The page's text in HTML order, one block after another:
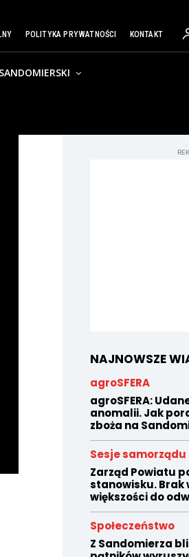
POLITYKA PRYWATNOŚCI KONTAKT
NAJNOWSZE
agroSFERA
agroSFERA:
anomalii. Jak
zboża na
Sesje samorządu
Zarząd Powiatu
stanowisku. Brak
większości do
Społeczeństwo
Z Sandomierza